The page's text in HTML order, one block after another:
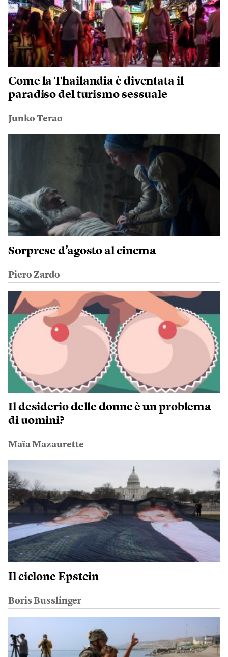
Come la Thailandia è diventata il
paradiso del turismo sessuale
Junko Terao
Sorprese d’agosto al cinema
Piero Zardo
Il desiderio delle donne è un problema
di uomini?
Maïa Mazaurette
Il ciclone Epstein
Boris Busslinger